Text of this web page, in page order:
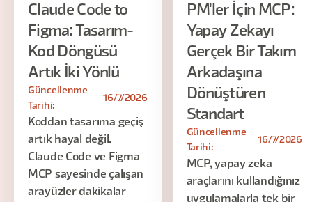
Claude Code to
Figma: Tasarım-
Kod Döngüsü
Artık İki Yönlü
Güncellenme
Tarihi:
16/7/2026
Koddan tasarıma geçiş
artık hayal değil.
Claude Code ve Figma
MCP sayesinde çalışan
arayüzler dakikalar
PM'ler İçin MCP:
Yapay Zekayı
Gerçek Bir Takım
Arkadaşına
Dönüştüren
Standart
Güncellenme
Tarihi:
16/7/2026
MCP, yapay zeka
araçlarını kullandığınız
uygulamalarla tek bir